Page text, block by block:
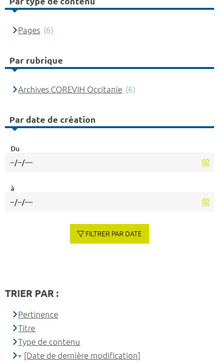
Pages (6)
Par rubrique
Archives COREVIH Occitanie (6)
Par date de création
Du
à
FILTRER PAR DATE
TRIER PAR :
Pertinence
Titre
Type de contenu
[Date de dernière modification]